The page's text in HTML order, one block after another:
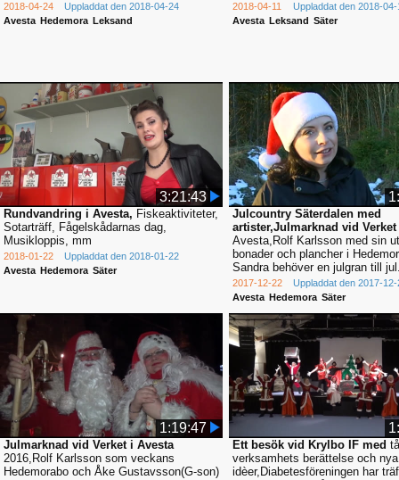
2018-04-24
Uppladdat den 2018-04-24
Avesta Hedemora Leksand
2018-04-11
Uppladdat den 2018-04-
Avesta Leksand Säter
3:21:43
Rundvandring i Avesta, Fiskeaktiviteter,
Sotarträff, Fågelskådarnas dag,
Musikloppis, mm
2018-01-22
Uppladdat den 2018-01-22
Avesta Hedemora Säter
Julcountry Säterdalen med
artister,Julmarknad vid Verket
Avesta,Rolf Karlsson med sin
bonader och plancher i
Sandra behöver en julgran till
2017-12-22
Uppladdat den 2017-12-
Avesta Hedemora Säter
1:19:47
Julmarknad vid Verket i Avesta
2016,Rolf Karlsson som veckans
Hedemorabo och Åke Gustavsson(G-son)
Ett besök vid Krylbo IF med
verksamhets berättelse och nya
idèer,Diabetesföreningen har